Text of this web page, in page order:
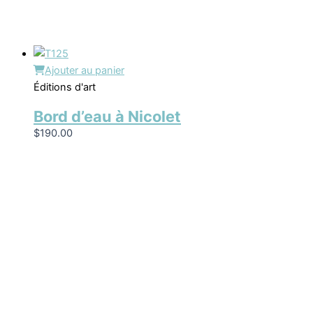
Ajouter au panier
Éditions d'art
Bord d’eau à Nicolet
$190.00